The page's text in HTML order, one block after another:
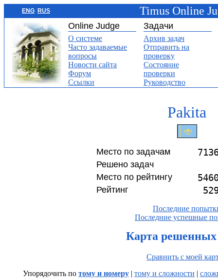
ENG RUS Timus Online
Online Judge Задачи
О системе
Часто задаваемые
вопросы
Новости сайта
Форум
Ссылки
Архив задач
Отправить на
проверку
Состояние
проверки
Руководство
Pakita
Место по задачам
Решено задач
Место по рейтингу
Рейтинг
Последние
Последние успешные
Карта решенных
Сравнить с моей
Упорядочить по тому и номеру | тому и сложности |